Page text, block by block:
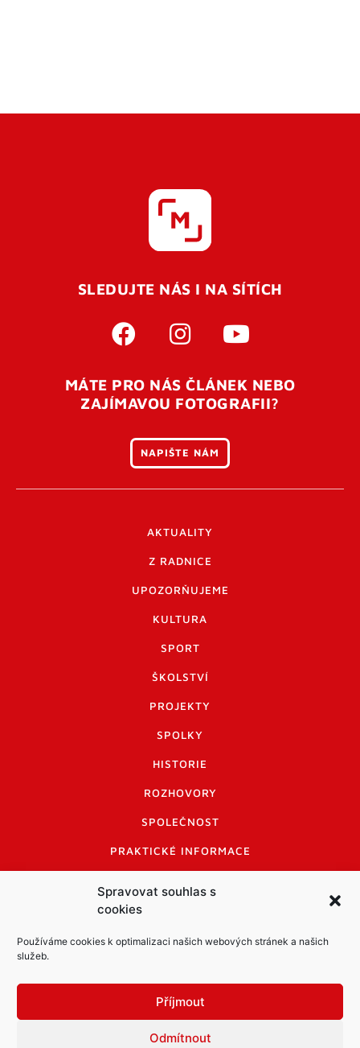
Spravovat souhlas s
cookies
Používáme cookies k optimalizaci našich webových stránek a našich
služeb.
Příjmout
Odmítnout
SLEDUJTE NÁS I NA SÍTÍCH
MÁTE PRO NÁS ČLÁNEK NEBO
ZAJÍMAVOU FOTOGRAFII?
NAPIŠTE NÁM
AKTUALITY
Z RADNICE
UPOZORŇUJEME
KULTURA
SPORT
ŠKOLSTVÍ
PROJEKTY
SPOLKY
HISTORIE
ROZHOVORY
SPOLEČNOST
PRAKTICKÉ INFORMACE
INFORMACE A KODEX DISKUTUJÍCÍCH
LOGO A LOGO MANUÁL
Informace o zpracování osobních údajů